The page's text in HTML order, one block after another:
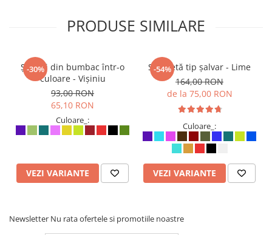
PRODUSE SIMILARE
-30%
Șalvari din bumbac într-o
culoare - Vișiniu
93,00 RON
65,10 RON
Culoare_:
VEZI VARIANTE
-54%
Salopetă tip șalvar - Lime
164,00 RON
de la 75,00 RON
Culoare_:
VEZI VARIANTE
Newsletter Nu rata ofertele si promotiile noastre